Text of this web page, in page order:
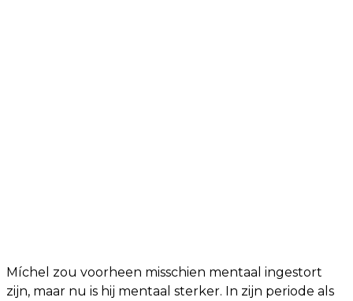
Míchel zou voorheen misschien mentaal ingestort
zijn, maar nu is hij mentaal sterker. In zijn periode als